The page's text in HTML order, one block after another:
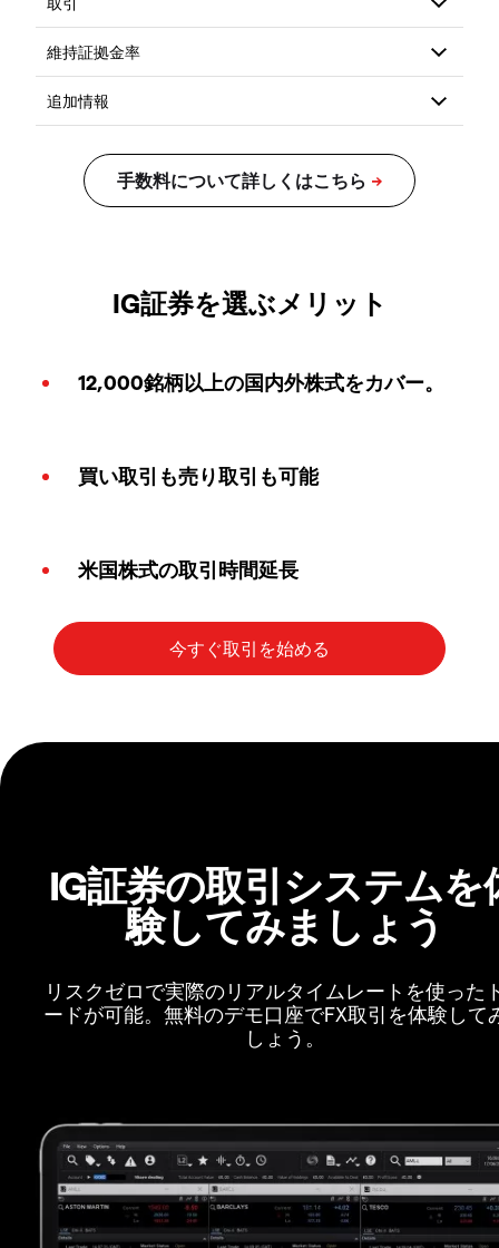
IG証券を選ぶメリット
12,000銘柄以上の国内外株式をカバー。
買い取引も売り取引も可能
米国株式の取引時間延長
IG証券の取引システムを
験してみましょう
リスクゼロで実際のリアルタイムレートを使った
ードが可能。無料のデモ口座でFX取引を体験して
しょう。